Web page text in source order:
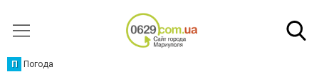
П Погода